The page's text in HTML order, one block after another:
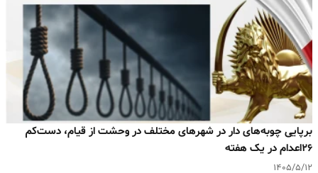
برپایی چوبه‌های دار در شهرهای مختلف در وحشت از قیام، دست‌کم
۲۶اعدام در یک هفته
۱۴۰۵/۵/۱۲